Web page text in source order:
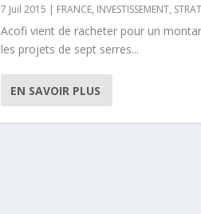
7 Juil 2015 | FRANCE, INVESTISSEMENT,
Acofi vient de racheter pour un
les projets de sept serres...
EN SAVOIR PLUS